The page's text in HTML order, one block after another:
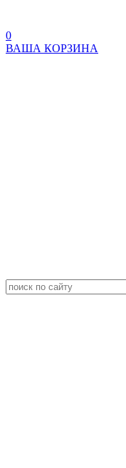
0
ВАША КОРЗИНА